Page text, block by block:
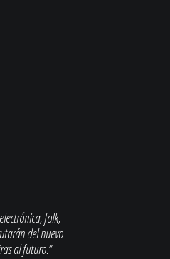
folk,
del nuevo
al futuro.”